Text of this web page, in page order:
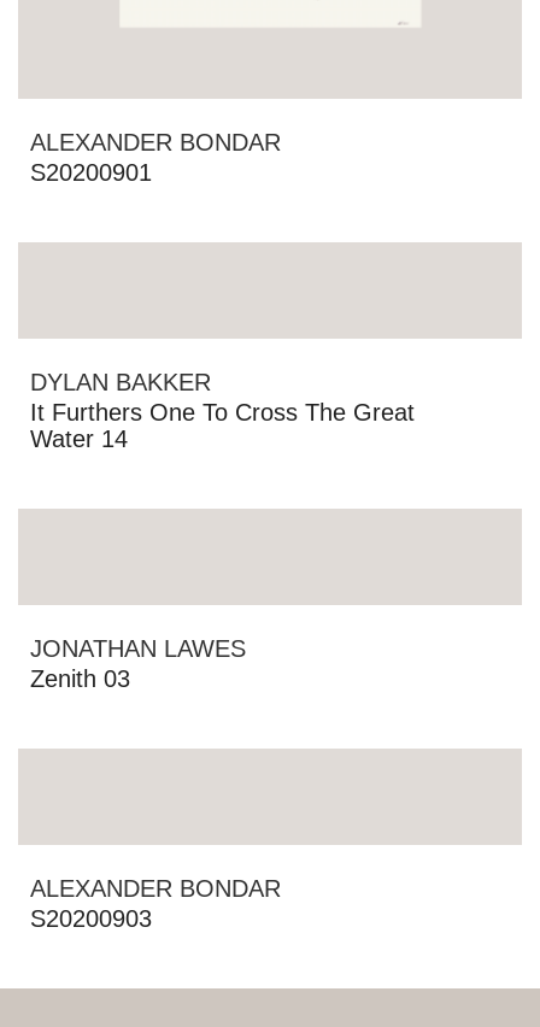
ALEXANDER BONDAR
S20200901
DYLAN BAKKER
It Furthers One To Cross The Great
Water 14
JONATHAN LAWES
Zenith 03
ALEXANDER BONDAR
S20200903